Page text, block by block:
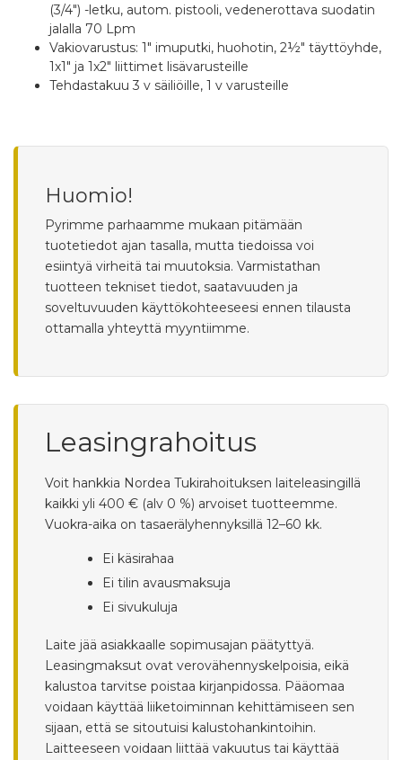
(3/4") -letku, autom. pistooli, vedenerottava suodatin
jalalla 70 Lpm
Vakiovarustus: 1" imuputki, huohotin, 2½" täyttöyhde,
1x1" ja 1x2" liittimet lisävarusteille
Tehdastakuu 3 v säiliöille, 1 v varusteille
Huomio!
Pyrimme parhaamme mukaan pitämään
tuotetiedot ajan tasalla, mutta tiedoissa voi
esiintyä virheitä tai muutoksia. Varmistathan
tuotteen tekniset tiedot, saatavuuden ja
soveltuvuuden käyttökohteeseesi ennen tilausta
ottamalla yhteyttä myyntiimme.
Leasingrahoitus
Voit hankkia Nordea Tukirahoituksen laiteleasingillä
kaikki yli 400 € (alv 0 %) arvoiset tuotteemme.
Vuokra-aika on tasaerälyhennyksillä 12–60 kk.
Ei käsirahaa
Ei tilin avausmaksuja
Ei sivukuluja
Laite jää asiakkaalle sopimusajan päätyttyä.
Leasingmaksut ovat verovähennyskelpoisia, eikä
kalustoa tarvitse poistaa kirjanpidossa. Pääomaa
voidaan käyttää liiketoiminnan kehittämiseen sen
sijaan, että se sitoutuisi kalustohankintoihin.
Laitteeseen voidaan liittää vakuutus tai käyttää